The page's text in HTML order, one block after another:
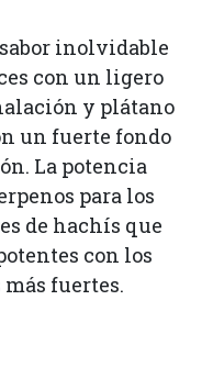
inolvidable
con un ligero
y plátano
un fuerte fondo
La potencia
para los
de hachís que
con los
fuertes.